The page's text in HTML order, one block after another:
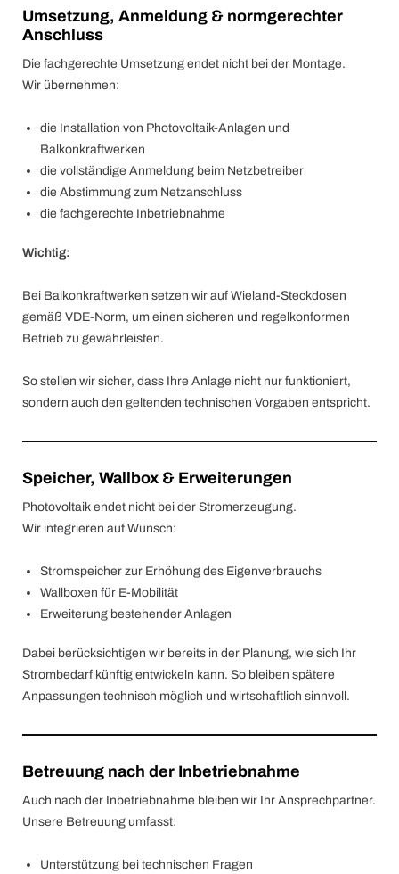
Umsetzung, Anmeldung & normgerechter
Anschluss
Die fachgerechte Umsetzung endet nicht bei der Montage.
Wir übernehmen:
die Installation von Photovoltaik-Anlagen und
Balkonkraftwerken
die vollständige Anmeldung beim Netzbetreiber
die Abstimmung zum Netzanschluss
die fachgerechte Inbetriebnahme
Wichtig:
Bei Balkonkraftwerken setzen wir auf Wieland-Steckdosen
gemäß VDE-Norm, um einen sicheren und regelkonformen
Betrieb zu gewährleisten.
So stellen wir sicher, dass Ihre Anlage nicht nur funktioniert,
sondern auch den geltenden technischen Vorgaben entspricht.
Speicher, Wallbox & Erweiterungen
Photovoltaik endet nicht bei der Stromerzeugung.
Wir integrieren auf Wunsch:
Stromspeicher zur Erhöhung des Eigenverbrauchs
Wallboxen für E-Mobilität
Erweiterung bestehender Anlagen
Dabei berücksichtigen wir bereits in der Planung, wie sich Ihr
Strombedarf künftig entwickeln kann. So bleiben spätere
Anpassungen technisch möglich und wirtschaftlich sinnvoll.
Betreuung nach der Inbetriebnahme
Auch nach der Inbetriebnahme bleiben wir Ihr Ansprechpartner.
Unsere Betreuung umfasst:
Unterstützung bei technischen Fragen